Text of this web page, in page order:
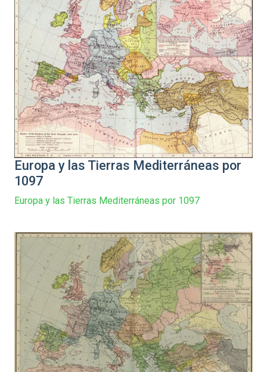
Europa y las Tierras Mediterráneas por
1097
Europa y las Tierras Mediterráneas por 1097